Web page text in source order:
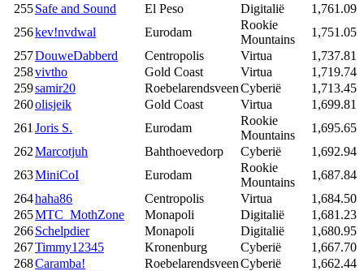
255Safe and Sound El Peso Digitalië
1,761.09
256kev!nvdwal Eurodam
Rookie
Mountains
1,751.05
257DouweDabberd Centropolis Virtua
1,737.81
258vivtho Gold Coast Virtua
1,719.74
259samir20 RoebelarendsveenCyberië
1,713.45
260olisjeik Gold Coast Virtua
1,699.81
261 Joris S. Eurodam
Rookie
Mountains
1,695.65
262Marcotjuh Bahthoevedorp Cyberië
1,692.94
263MiniCoI Eurodam
Rookie
Mountains
1,687.84
264haha86 Centropolis Virtua
1,684.50
265MTC_MothZone Monapoli Digitalië
1,681.23
266Schelpdier Monapoli Digitalië
1,680.95
267Timmy12345 Kronenburg Cyberië
1,667.70
268Caramba! RoebelarendsveenCyberië
1,662.44